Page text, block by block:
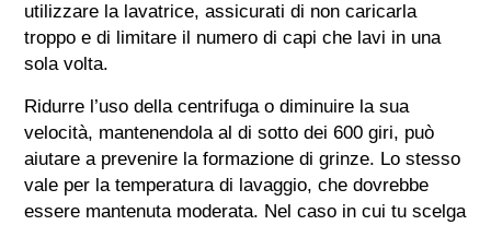
utilizzare la lavatrice, assicurati di non caricarla
troppo e di limitare il numero di capi che lavi in una
sola volta.
Ridurre l’uso della centrifuga o diminuire la sua
velocità, mantenendola al di sotto dei 600 giri, può
aiutare a prevenire la formazione di grinze. Lo stesso
vale per la temperatura di lavaggio, che dovrebbe
essere mantenuta moderata. Nel caso in cui tu scelga